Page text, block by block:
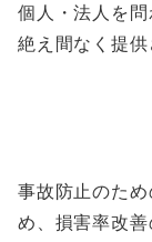
個人・法人を
絶え間なく提供
事故防止のた
め、損害率改